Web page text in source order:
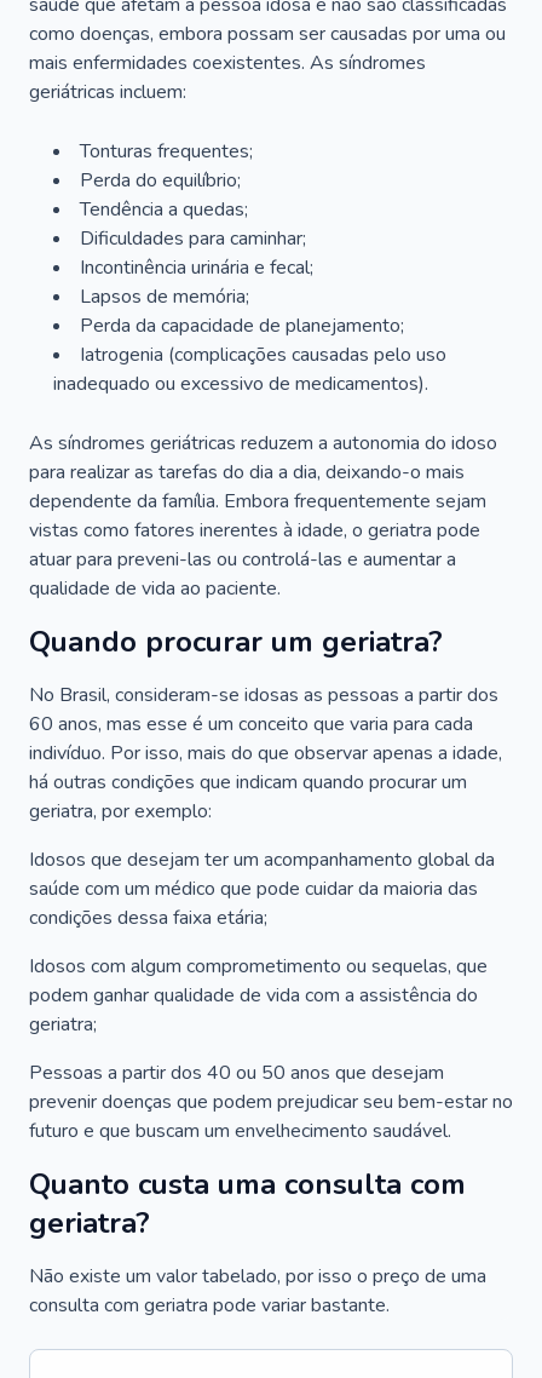
como doenças, embora possam ser causadas por uma ou
mais enfermidades coexistentes. As síndromes
geriátricas incluem:
Tonturas frequentes;
Perda do equilíbrio;
Tendência a quedas;
Dificuldades para caminhar;
Incontinência urinária e fecal;
Lapsos de memória;
Perda da capacidade de planejamento;
Iatrogenia (complicações causadas pelo uso
inadequado ou excessivo de medicamentos).
As síndromes geriátricas reduzem a autonomia do idoso
para realizar as tarefas do dia a dia, deixando-o mais
dependente da família. Embora frequentemente sejam
vistas como fatores inerentes à idade, o geriatra pode
atuar para preveni-las ou controlá-las e aumentar a
qualidade de vida ao paciente.
Quando procurar um geriatra?
No Brasil, consideram-se idosas as pessoas a partir dos
60 anos, mas esse é um conceito que varia para cada
indivíduo. Por isso, mais do que observar apenas a idade,
há outras condições que indicam quando procurar um
geriatra, por exemplo:
Idosos que desejam ter um acompanhamento global da
saúde com um médico que pode cuidar da maioria das
condições dessa faixa etária;
Idosos com algum comprometimento ou sequelas, que
podem ganhar qualidade de vida com a assistência do
geriatra;
Pessoas a partir dos 40 ou 50 anos que desejam
prevenir doenças que podem prejudicar seu bem-estar no
futuro e que buscam um envelhecimento saudável.
Quanto custa uma consulta com
geriatra?
Não existe um valor tabelado, por isso o preço de uma
consulta com geriatra pode variar bastante.